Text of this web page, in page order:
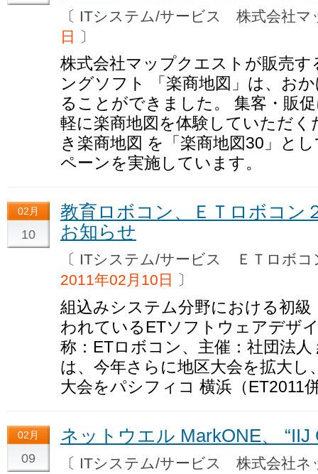
〔 ITシステム/サービス 株式会社
日 〕
株式会社マップクエストが販売
ングソフト 「楽商地図」は、お
ることができました。 集客・販
軽に楽商地図を体験していただく
き楽商地図 を「楽商地図30」と
ペーンを実施しています。
02月
10
教育ロボコン、ＥＴロボコン
お知らせ
〔 ITシステム/サービス ＥＴロボ
2011年02月10日
〕
組込みシステム分野における初級
われているETソフトウェアデザ
称：ETロボコン、主催：社団法
は、今年さらに地区大会を拡大
大会をパシフィコ 横浜（ET2011
02月
09
ネットウエル MarkONE、 “IIJ
〔 ITシステム/サービス 株式会社